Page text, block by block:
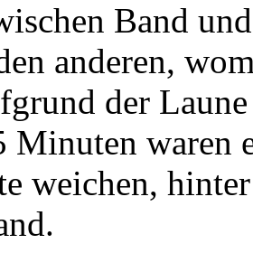
Band
anderen,
der
Minuten waren
weichen,